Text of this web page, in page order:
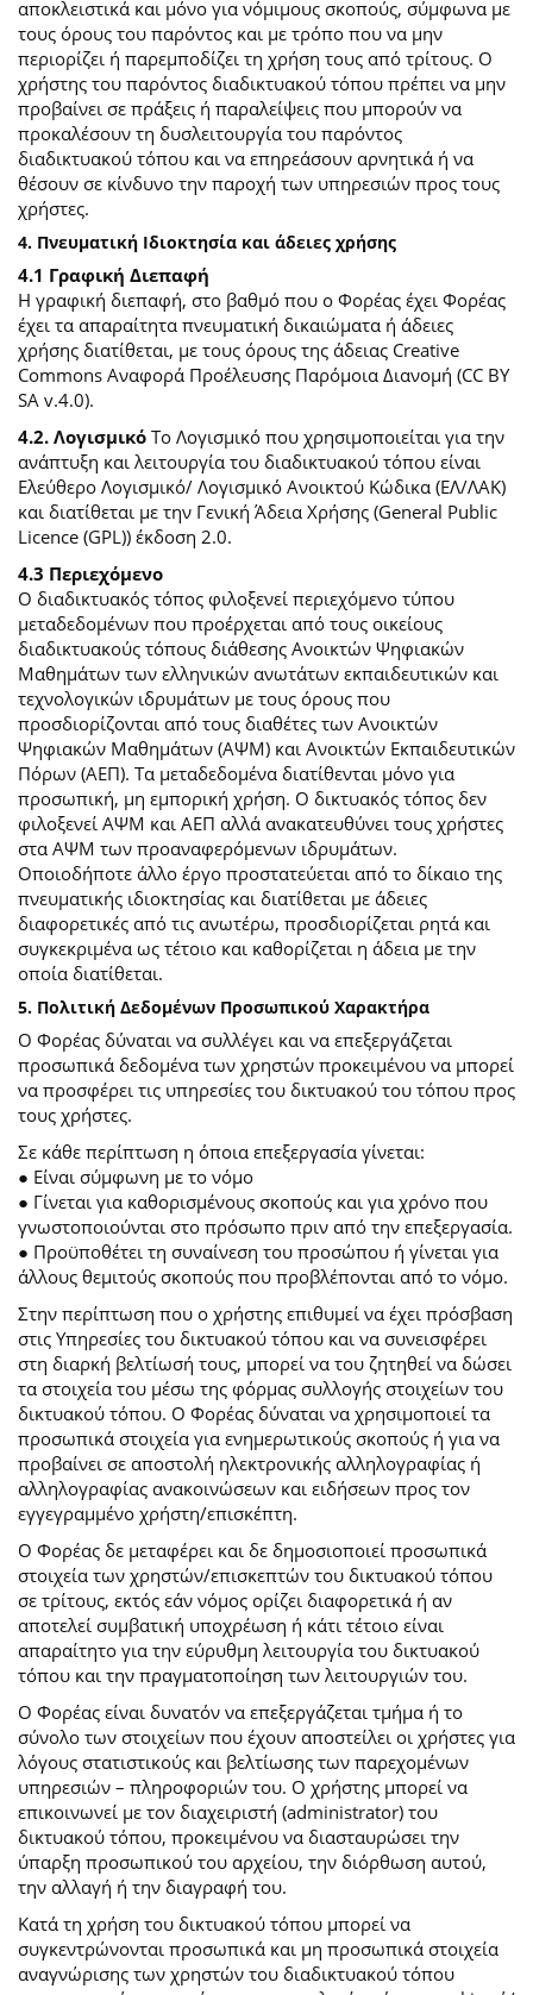
αποκλειστικά και μόνο για νόμιμους σκοπούς, σύμφωνα με
τους όρους του παρόντος και με τρόπο που να μην
περιορίζει ή παρεμποδίζει τη χρήση τους από τρίτους. Ο
χρήστης του παρόντος διαδικτυακού τόπου πρέπει να μην
προβαίνει σε πράξεις ή παραλείψεις που μπορούν να
προκαλέσουν τη δυσλειτουργία του παρόντος
διαδικτυακού τόπου και να επηρεάσουν αρνητικά ή να
θέσουν σε κίνδυνο την παροχή των υπηρεσιών προς τους
χρήστες.
4. Πνευματική Ιδιοκτησία και άδειες χρήσης
4.1 Γραφική Διεπαφή
Η γραφική διεπαφή, στο βαθμό που ο Φορέας έχει Φορέας
έχει τα απαραίτητα πνευματική δικαιώματα ή άδειες
χρήσης διατίθεται, με τους όρους της άδειας Creative
Commons Αναφορά Προέλευσης Παρόμοια Διανομή (CC BY
SA v.4.0).
4.2. ΛογισμικόΤο Λογισμικό που χρησιμοποιείται για την
ανάπτυξη και λειτουργία του διαδικτυακού τόπου είναι
Ελεύθερο Λογισμικό/ Λογισμικό Ανοικτού Κώδικα (ΕΛ/ΛΑΚ)
και διατίθεται με την Γενική Άδεια Χρήσης (General Public
Licence (GPL)) έκδοση 2.0.
4.3 Περιεχόμενο
O διαδικτυακός τόπος φιλοξενεί περιεχόμενο τύπου
μεταδεδομένων που προέρχεται από τους οικείους
διαδικτυακούς τόπους διάθεσης Ανοικτών Ψηφιακών
Μαθημάτων των ελληνικών ανωτάτων εκπαιδευτικών και
τεχνολογικών ιδρυμάτων με τους όρους που
προσδιορίζονται από τους διαθέτες των Ανοικτών
Ψηφιακών Μαθημάτων (ΑΨΜ) και Ανοικτών Εκπαιδευτικών
Πόρων (ΑΕΠ). Τα μεταδεδομένα διατίθενται μόνο για
προσωπική, μη εμπορική χρήση. Ο δικτυακός τόπος δεν
φιλοξενεί ΑΨΜ και ΑΕΠ αλλά ανακατευθύνει τους χρήστες
στα ΑΨΜ των προαναφερόμενων ιδρυμάτων.
Οποιοδήποτε άλλο έργο προστατεύεται από το δίκαιο της
πνευματικής ιδιοκτησίας και διατίθεται με άδειες
διαφορετικές από τις ανωτέρω, προσδιορίζεται ρητά και
συγκεκριμένα ως τέτοιο και καθορίζεται η άδεια με την
οποία διατίθεται.
5. Πολιτική Δεδομένων Προσωπικού Χαρακτήρα
Ο Φορέας δύναται να συλλέγει και να επεξεργάζεται
προσωπικά δεδομένα των χρηστών προκειμένου να μπορεί
να προσφέρει τις υπηρεσίες του δικτυακού του τόπου προς
τους χρήστες.
Σε κάθε περίπτωση η όποια επεξεργασία γίνεται:
● Είναι σύμφωνη με το νόμο
● Γίνεται για καθορισμένους σκοπούς και για χρόνο που
γνωστοποιούνται στο πρόσωπο πριν από την επεξεργασία.
● Προϋποθέτει τη συναίνεση του προσώπου ή γίνεται για
άλλους θεμιτούς σκοπούς που προβλέπονται από το νόμο.
Στην περίπτωση που ο χρήστης επιθυμεί να έχει πρόσβαση
στις Υπηρεσίες του δικτυακού τόπου και να συνεισφέρει
στη διαρκή βελτίωσή τους, μπορεί να του ζητηθεί να δώσει
τα στοιχεία του μέσω της φόρμας συλλογής στοιχείων του
δικτυακού τόπου. Ο Φορέας δύναται να χρησιμοποιεί τα
προσωπικά στοιχεία για ενημερωτικούς σκοπούς ή για να
προβαίνει σε αποστολή ηλεκτρονικής αλληλογραφίας ή
αλληλογραφίας ανακοινώσεων και ειδήσεων προς τον
εγγεγραμμένο χρήστη/επισκέπτη.
Ο Φορέας δε μεταφέρει και δε δημοσιοποιεί προσωπικά
στοιχεία των χρηστών/επισκεπτών του δικτυακού τόπου
σε τρίτους, εκτός εάν νόμος ορίζει διαφορετικά ή αν
αποτελεί συμβατική υποχρέωση ή κάτι τέτοιο είναι
απαραίτητο για την εύρυθμη λειτουργία του δικτυακού
τόπου και την πραγματοποίηση των λειτουργιών του.
Ο Φορέας είναι δυνατόν να επεξεργάζεται τμήμα ή το
σύνολο των στοιχείων που έχουν αποστείλει οι χρήστες για
λόγους στατιστικούς και βελτίωσης των παρεχομένων
υπηρεσιών – πληροφοριών του. Ο χρήστης μπορεί να
επικοινωνεί με τον διαχειριστή (administrator) του
δικτυακού τόπου, προκειμένου να διασταυρώσει την
ύπαρξη προσωπικού του αρχείου, την διόρθωση αυτού,
την αλλαγή ή την διαγραφή του.
Κατά τη χρήση του δικτυακού τόπου μπορεί να
συγκεντρώνονται προσωπικά και μη προσωπικά στοιχεία
αναγνώρισης των χρηστών του διαδικτυακού τόπου